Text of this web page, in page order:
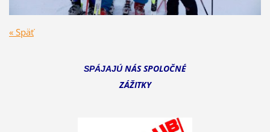
« Späť
SPÁJAJÚNÁS SPOLOČNÉ
ZÁŽITKY